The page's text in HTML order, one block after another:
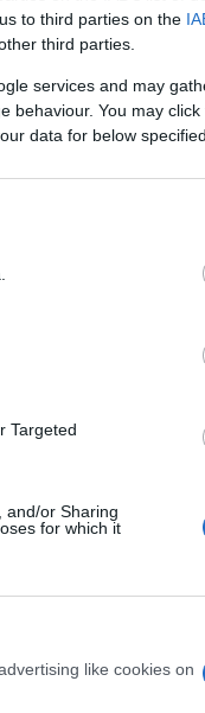
to third parties on the
third parties.
services and may
behaviour. You may
data for below
Targeted
and/or Sharing
for which it
like cookies on
e il match
delle figure
con
la
psicologiche,
essenziali